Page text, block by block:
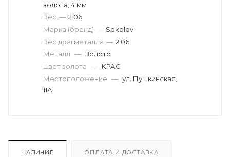
золота, 4 мм
Вес драгметалла — 2.06
Марка (бренд) — Sokolov
Вес — 2.06
Металл — Золото
Цвет золота — КРАС
Местоположение — ул. Пушкинская,
11А
НАЛИЧИЕ ОПЛАТА И ДОСТАВКА